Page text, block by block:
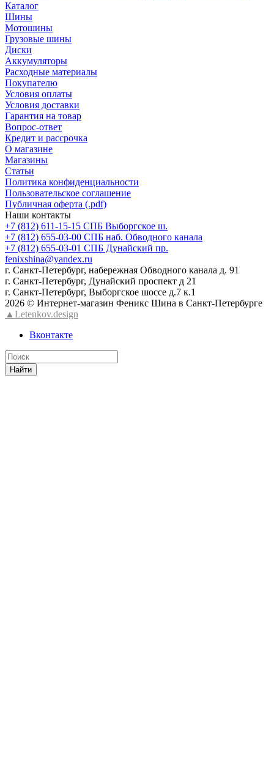
Каталог
Шины
Мотошины
Грузовые шины
Диски
Аккумуляторы
Расходные материалы
Покупателю
Условия оплаты
Условия доставки
Гарантия на товар
Вопрос-ответ
Кредит и рассрочка
О магазине
Магазины
Статьи
Политика конфиденциальности
Пользовательское соглашение
Публичная оферта (.pdf)
Наши контакты
+7 (812) 611-15-15 СПБ Выборгское ш.
+7 (812) 655-03-00 СПБ наб. Обводного канала
+7 (812) 655-03-01 СПБ Дунайский пр.
fenixshina@yandex.ru
г. Санкт-Петербург, набережная Обводного канала д. 91
г. Санкт-Петербург, Дунайский проспект д 21
г. Санкт-Петербург, Выборгское шоссе д.7 к.1
2026 © Интернет-магазин Феникс Шина в Санкт-Петербурге
▲Letenkov.design
Вконтакте
Найти